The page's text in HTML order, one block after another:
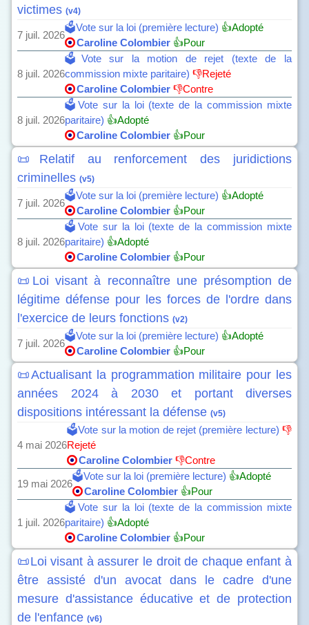
victimes (v4)
7 juil. 2026
🗳️Vote sur la loi (première lecture) 👍Adopté
Caroline Colombier 👍Pour
8 juil. 2026
🗳️Vote sur la motion de rejet (texte de la
commission mixte paritaire) 👎Rejeté
Caroline Colombier 👎Contre
8 juil. 2026
🗳️Vote sur la loi (texte de la commission mixte
paritaire) 👍Adopté
Caroline Colombier 👍Pour
📜Relatif au renforcement des juridictions
criminelles (v5)
7 juil. 2026
🗳️Vote sur la loi (première lecture) 👍Adopté
Caroline Colombier 👍Pour
8 juil. 2026
🗳️Vote sur la loi (texte de la commission mixte
paritaire) 👍Adopté
Caroline Colombier 👍Pour
📜Loi visant à reconnaître une présomption de
légitime défense pour les forces de l'ordre dans
l'exercice de leurs fonctions (v2)
7 juil. 2026
🗳️Vote sur la loi (première lecture) 👍Adopté
Caroline Colombier 👍Pour
📜Actualisant la programmation militaire pour les
années 2024 à 2030 et portant diverses
dispositions intéressant la défense (v5)
4 mai 2026
🗳️Vote sur la motion de rejet (première lecture) 👎
Rejeté
Caroline Colombier 👎Contre
19 mai 2026
🗳️Vote sur la loi (première lecture) 👍Adopté
Caroline Colombier 👍Pour
1 juil. 2026
🗳️Vote sur la loi (texte de la commission mixte
paritaire) 👍Adopté
Caroline Colombier 👍Pour
📜Loi visant à assurer le droit de chaque enfant à
être assisté d'un avocat dans le cadre d'une
mesure d'assistance éducative et de protection
de l'enfance (v6)